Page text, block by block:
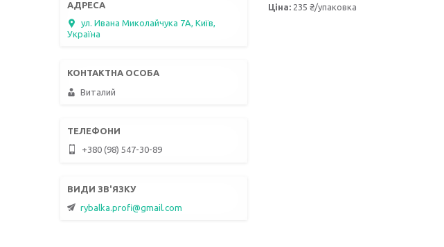
Ціна: 235 ₴/упаковка
ул. Ивана Миколайчука 7А, Київ,
Україна
Виталий
+380 (98) 547-30-89
rybalka.profi@gmail.com